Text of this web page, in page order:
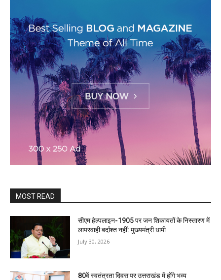
MOST READ
सीएम हेल्पलाइन-1905 पर जन शिकायतों के निस्तारण में
लापरवाही बर्दाश्त नहीं: मुख्यमंत्री धामी
July 30, 2026
80वें स्वतंत्रता दिवस पर उत्तराखंड में होंगे भव्य